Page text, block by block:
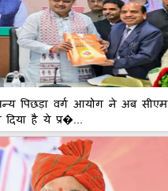
पिछड़ा वर्ग आयोग ने अब सीएम
है ये प्र�...